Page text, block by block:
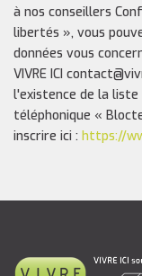
à nos conseillers
libertés », vous
données vous
VIVRE ICI
l'existence de la liste
téléphonique «
inscrire ici : https://